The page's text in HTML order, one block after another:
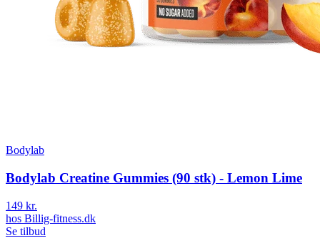
Bodylab
Bodylab Creatine Gummies (90 stk) - Lemon Lime
149 kr.
hos Billig-fitness.dk
Se tilbud